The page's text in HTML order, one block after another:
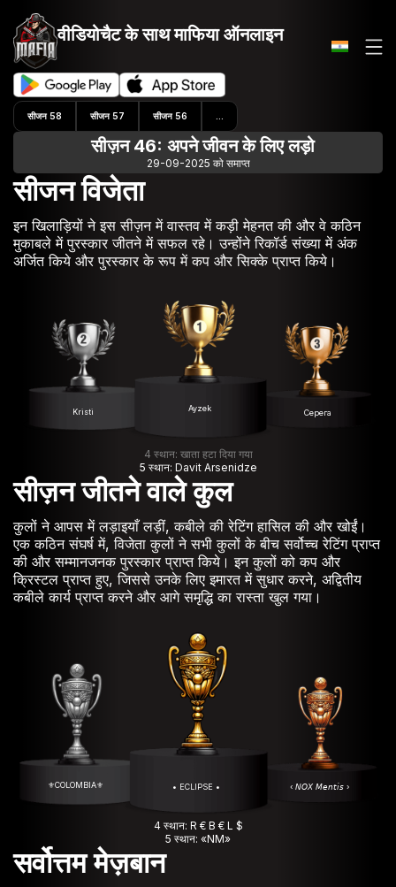
वीडियोचैट के साथमाफिया ऑनलाइन
सीजन 58 सीजन 57 सीजन 56
सीज़न 46: अपने जीवन के लिए लड़ो
29-09-2025 को समाप्त
सीजन विजेता
इन खिलाड़ियों ने इस सीज़न में वास्तव में कड़ी मेहनत की और वे कठिन
मुकाबले में पुरस्कार जीतने में सफल रहे। उन्होंने रिकॉर्ड संख्या में अंक
अर्जित किये और पुरस्कार के रूप में कप और सिक्के प्राप्त किये।
Ayzek
Kristi Серега
4 स्थान: खाता हटा दिया गया
5 स्थान: Davit Arsenidze
सीज़न जीतने वाले कुल
कुलों ने आपस में लड़ाइयाँ लड़ीं, कबीले की रेटिंग हासिल की और खोईं।
एक कठिन संघर्ष में, विजेता कुलों ने सभी कुलों के बीच सर्वोच्च रेटिंग प्राप्त
की और सम्मानजनक पुरस्कार प्राप्त किये। इन कुलों को कप और
क्रिस्टल प्राप्त हुए, जिससे उनके लिए इमारत में सुधार करने, अद्वितीय
कबीले कार्य प्राप्त करने और आगे समृद्धि का रास्ता खुल गया।
• ECLIPSE •
⚜️COLOMBIA⚜️ ‹ 𝘕𝘖𝘟 𝘔𝘦𝘯𝘵𝘪𝘴 ›
4 स्थान: R € B € L $
5 स्थान: «NM»
सर्वोत्तम मेज़बान